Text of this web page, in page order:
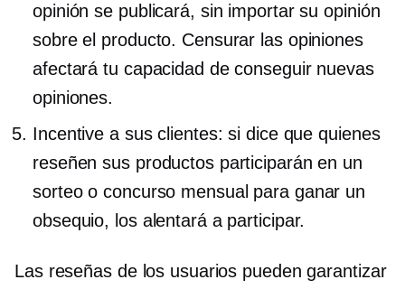
opinión se publicará, sin importar su opinión
sobre el producto. Censurar las opiniones
afectará tu capacidad de conseguir nuevas
opiniones.
Incentive a sus clientes: si dice que quienes
reseñen sus productos participarán en un
sorteo o concurso mensual para ganar un
obsequio, los alentará a participar.
Las reseñas de los usuarios pueden garantizar